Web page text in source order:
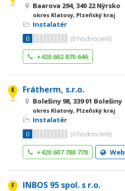
Baarova 294, 340 22 Nýrsko
okres Klatovy, Plzeňský kraj
Instalatér
0
(0 hodnocení)
+420 602 870 646
Frátherm, s.r.o.
Bolešiny 98, 339 01 Bolešiny
okres Klatovy, Plzeňský kraj
Instalatér
0
(0 hodnocení)
+420 607 780 778
Web
INBOS 95 spol. s r.o.